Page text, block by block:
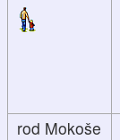
rod Mokoše